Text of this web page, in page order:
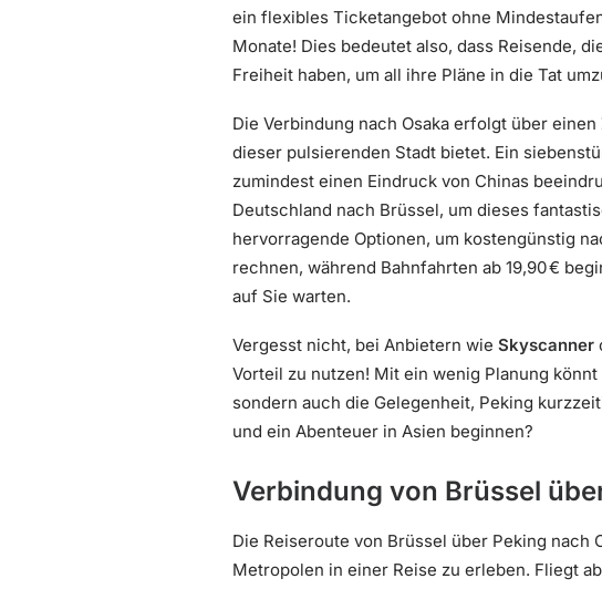
ein flexibles Ticketangebot ohne
Monate! Dies bedeutet also, dass Reisende,
Freiheit haben, um all ihre Pläne in die Tat
Die Verbindung nach Osaka erfolgt über einen
dieser pulsierenden Stadt bietet. Ein
zumindest einen Eindruck von Chinas
Deutschland nach Brüssel, um dieses
hervorragende Optionen, um kostengünstig
rechnen, während Bahnfahrten ab 19,90 €
auf Sie warten.
Vergesst nicht, bei Anbietern wie Skyscanner
Vorteil zu nutzen! Mit ein wenig Planung
sondern auch die Gelegenheit, Peking
und ein Abenteuer in Asien beginnen?
Verbindung von Brüssel
Die Reiseroute von Brüssel über Peking
Metropolen in einer Reise zu erleben. Fliegt